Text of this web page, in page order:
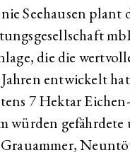
Seehausen plant
die die
entwickelt
7 Hektar
würden